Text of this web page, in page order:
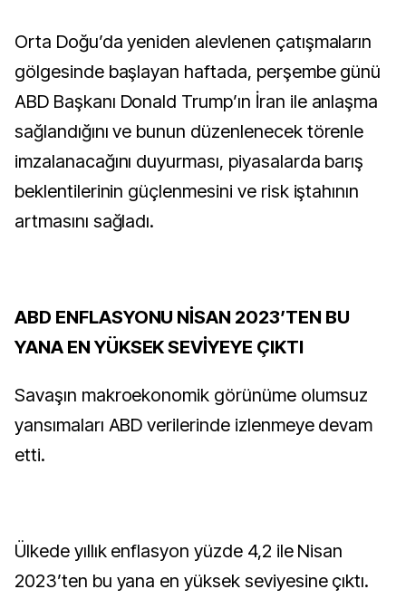
Orta Doğu’da yeniden alevlenen çatışmaların
gölgesinde başlayan haftada, perşembe günü
ABD Başkanı Donald Trump’ın İran ile anlaşma
sağlandığını ve bunun düzenlenecek törenle
imzalanacağını duyurması, piyasalarda barış
beklentilerinin güçlenmesini ve risk iştahının
artmasını sağladı.
ABD ENFLASYONU NİSAN 2023’TEN BU
YANA EN YÜKSEK SEVİYEYE ÇIKTI
Savaşın makroekonomik görünüme olumsuz
yansımaları ABD verilerinde izlenmeye devam
etti.
Ülkede yıllık enflasyon yüzde 4,2 ile Nisan
2023’ten bu yana en yüksek seviyesine çıktı.